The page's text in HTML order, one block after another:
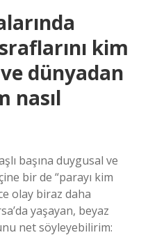
kim
dünyadan
nasıl
başına duygusal ve
bir de “parayı kim
olay biraz daha
yaşayan, beyaz
net söyleyebilirim: